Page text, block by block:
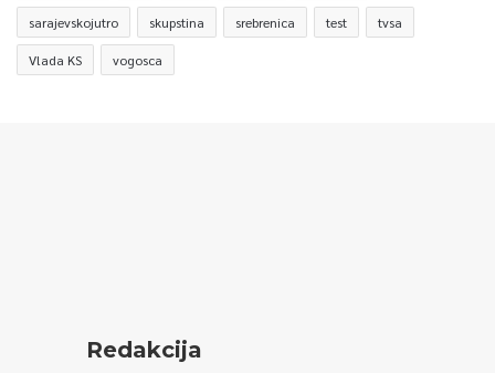
sarajevskojutro skupstina srebrenica test tvsa
Vlada KS vogosca
Redakcija